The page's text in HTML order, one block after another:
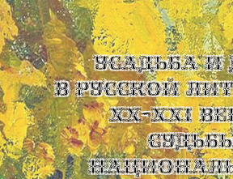
УСАДЬБА И
В РУССКОЙ
XX-XXI